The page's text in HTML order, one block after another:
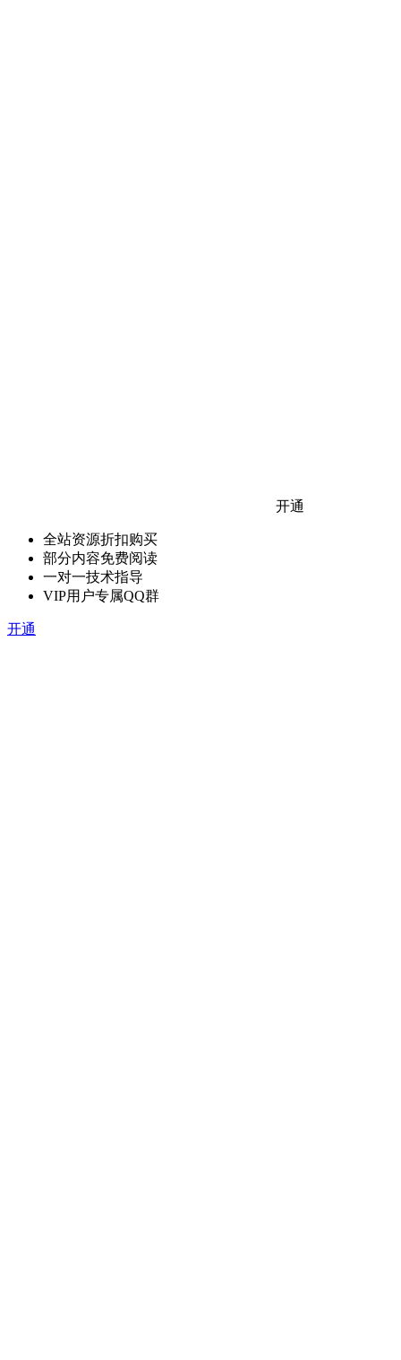
开通
全站资源折扣购买
部分内容免费阅读
一对一技术指导
VIP用户专属QQ群
开通